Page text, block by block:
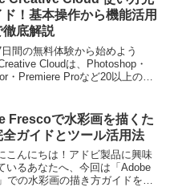
！基本操作から機能活用
徹底解説
日間の無料体験から始めよう
Cloudは、Photoshop・
・Premiere Proなど20以上のア
Frescoで水彩画を描くた
全ガイドとツール活用法
こんにちは！アドビ製品に興味
いるあなたへ、今回は「Adobe
での水彩画の描き方ガイドをお